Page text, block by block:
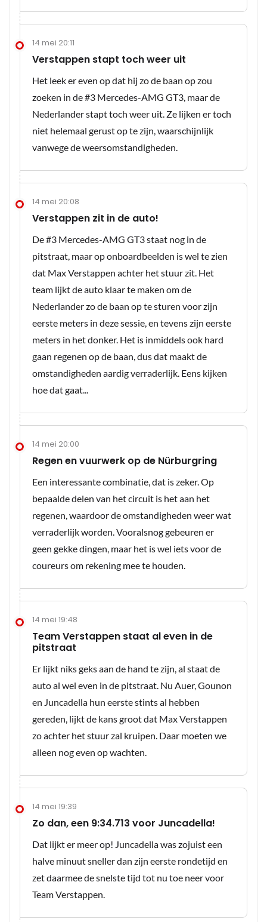
14 mei 20:11
Verstappen stapt toch weer uit
Het leek er even op dat hij zo de baan op zou
zoeken in de #3 Mercedes-AMG GT3, maar de
Nederlander stapt toch weer uit. Ze lijken er toch
niet helemaal gerust op te zijn, waarschijnlijk
vanwege de weersomstandigheden.
14 mei 20:08
Verstappen zit in de auto!
De #3 Mercedes-AMG GT3 staat nog in de
pitstraat, maar op onboardbeelden is wel te zien
dat Max Verstappen achter het stuur zit. Het
team lijkt de auto klaar te maken om de
Nederlander zo de baan op te sturen voor zijn
eerste meters in deze sessie, en tevens zijn eerste
meters in het donker. Het is inmiddels ook hard
gaan regenen op de baan, dus dat maakt de
omstandigheden aardig verraderlijk. Eens kijken
hoe dat gaat...
14 mei 20:00
Regen en vuurwerk op de Nürburgring
Een interessante combinatie, dat is zeker. Op
bepaalde delen van het circuit is het aan het
regenen, waardoor de omstandigheden weer wat
verraderlijk worden. Vooralsnog gebeuren er
geen gekke dingen, maar het is wel iets voor de
coureurs om rekening mee te houden.
14 mei 19:48
Team Verstappen staat al even in de
pitstraat
Er lijkt niks geks aan de hand te zijn, al staat de
auto al wel even in de pitstraat. Nu Auer, Gounon
en Juncadella hun eerste stints al hebben
gereden, lijkt de kans groot dat Max Verstappen
zo achter het stuur zal kruipen. Daar moeten we
alleen nog even op wachten.
14 mei 19:39
Zo dan, een 9:34.713 voor Juncadella!
Dat lijkt er meer op! Juncadella was zojuist een
halve minuut sneller dan zijn eerste rondetijd en
zet daarmee de snelste tijd tot nu toe neer voor
Team Verstappen.